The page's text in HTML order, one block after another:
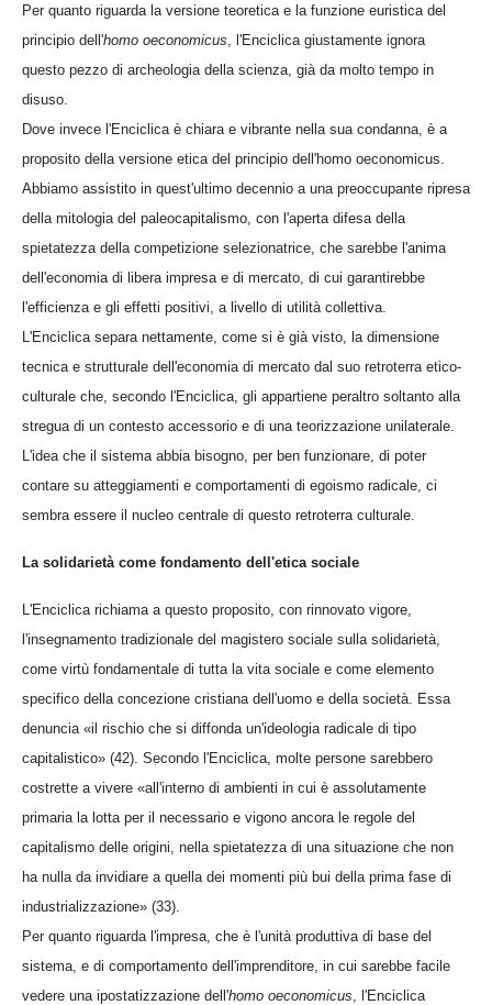
Per quanto riguarda la versione teoretica e la funzione euristica del
principio dell'homo oeconomicus , l'Enciclica giustamente ignora
questo pezzo di archeologia della scienza, già da molto tempo in
disuso.
Dove invece l'Enciclica è chiara e vibrante nella sua condanna, è a
proposito della versione etica del principio dell'homo oeconomicus.
Abbiamo assistito in quest'ultimo decennio a una preoccupante ripresa
della mitologia del paleocapitalismo, con l'aperta difesa della
spietatezza della competizione selezionatrice, che sarebbe l'anima
dell'economia di libera impresa e di mercato, di cui garantirebbe
l'efficienza e gli effetti positivi, a livello di utilità collettiva.
L'Enciclica separa nettamente, come si è già visto, la dimensione
tecnica e strutturale dell'economia di mercato dal suo retroterra etico-
culturale che, secondo l'Enciclica, gli appartiene peraltro soltanto alla
stregua di un contesto accessorio e di una teorizzazione unilaterale.
L'idea che il sistema abbia bisogno, per ben funzionare, di poter
contare su atteggiamenti e comportamenti di egoismo radicale, ci
sembra essere il nucleo centrale di questo retroterra culturale.
La solidarietà come fondamento dell'etica sociale
L'Enciclica richiama a questo proposito, con rinnovato vigore,
l'insegnamento tradizionale del magistero sociale sulla solidarietà,
come virtù fondamentale di tutta la vita sociale e come elemento
specifico della concezione cristiana dell'uomo e della società. Essa
denuncia «il rischio che si diffonda un'ideologia radicale di tipo
capitalistico» (42). Secondo l'Enciclica, molte persone sarebbero
costrette a vivere «all'interno di ambienti in cui è assolutamente
primaria la lotta per il necessario e vigono ancora le regole del
capitalismo delle origini, nella spietatezza di una situazione che non
ha nulla da invidiare a quella dei momenti più bui della prima fase di
industrializzazione» (33).
Per quanto riguarda l'impresa, che è l'unità produttiva di base del
sistema, e di comportamento dell'imprenditore, in cui sarebbe facile
vedere una ipostatizzazione dell'homo oeconomicus , l'Enciclica